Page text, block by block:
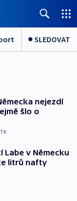
SLEDOVAT
nejezdí
šlo o
Labe v Německu
litrů nafty